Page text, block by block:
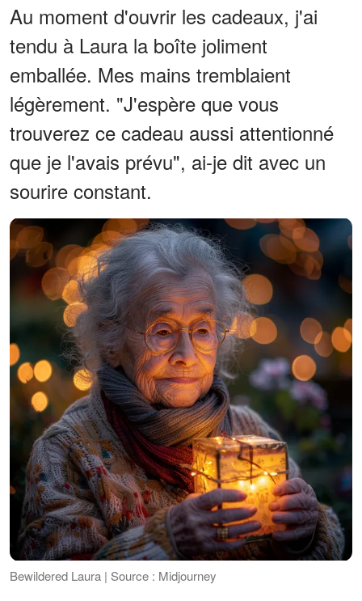
Au moment d'ouvrir les cadeaux, j'ai
tendu à Laura la boîte joliment
emballée. Mes mains tremblaient
légèrement. "J'espère que vous
trouverez ce cadeau aussi attentionné
que je l'avais prévu", ai-je dit avec un
sourire constant.
Bewildered Laura | Source : Midjourney